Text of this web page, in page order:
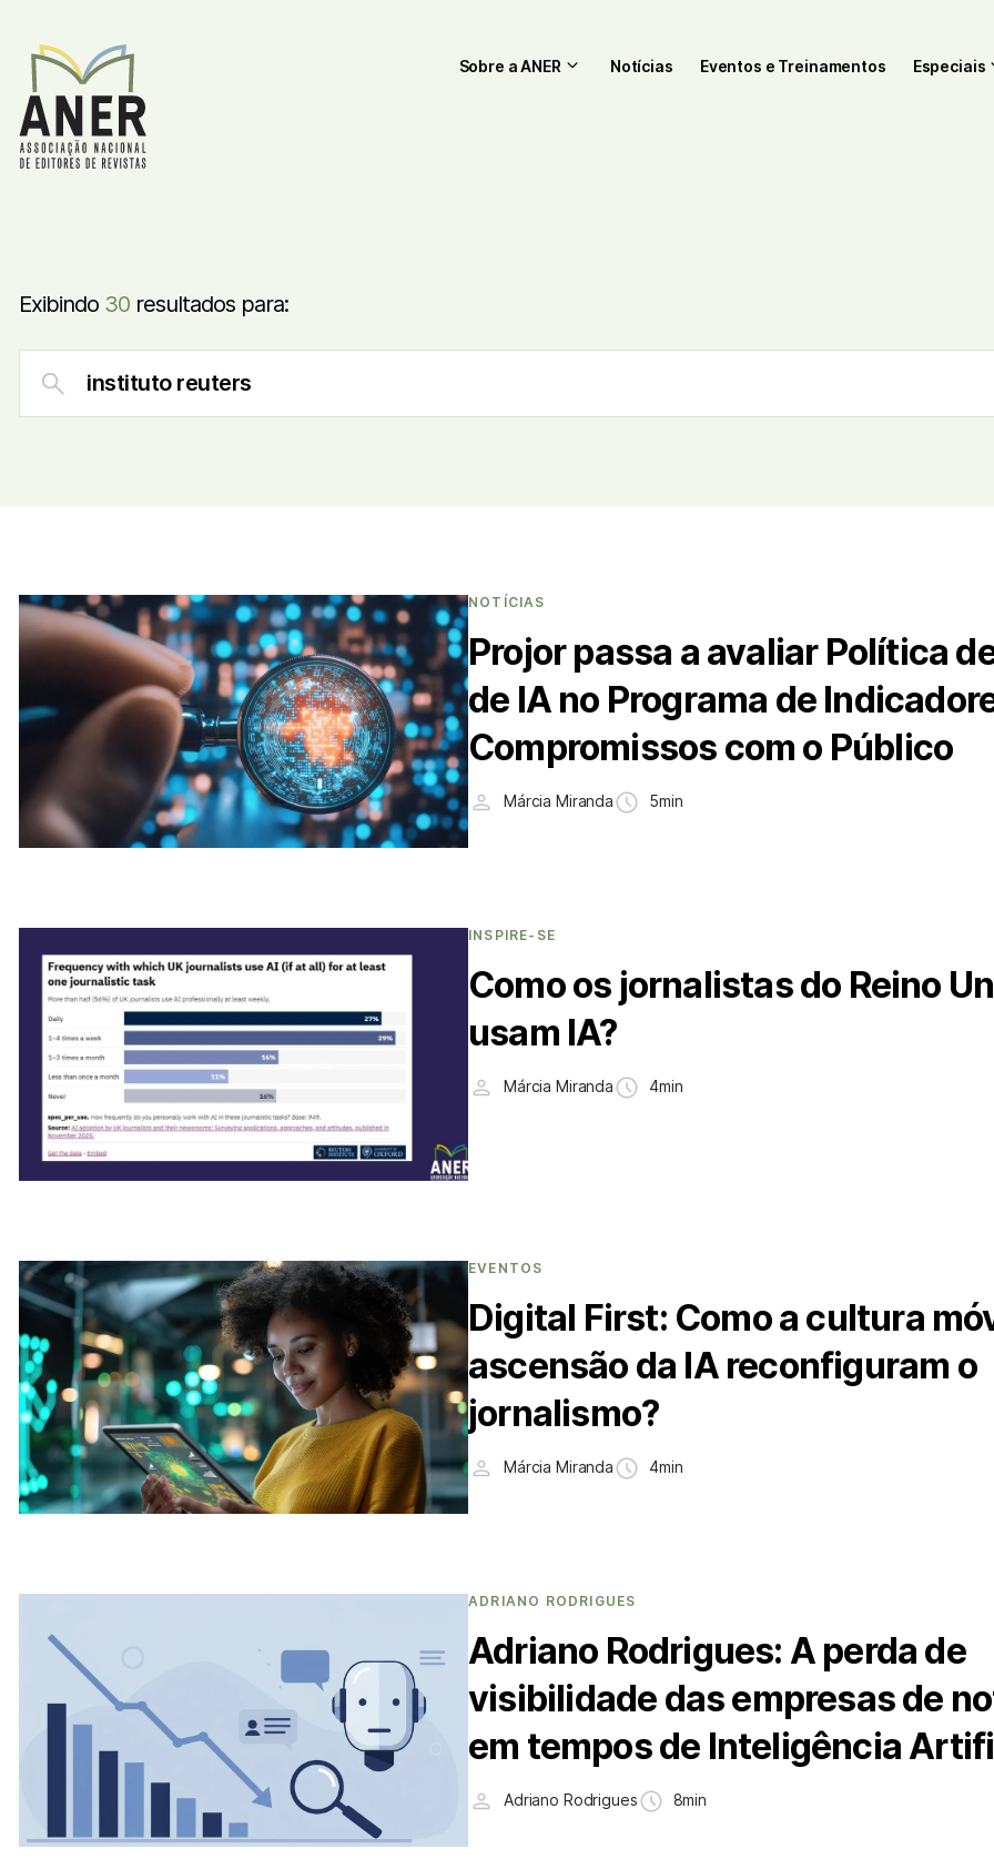
Sobre a ANER Notícias Eventos e Treinamentos Especiais
Exibindo 30 resultados para:
NOTÍCIAS
Projor passa a avaliar Política
de IA no Programa de
Compromissos com o Público
Márcia Miranda 5min
INSPIRE-SE
Como os jornalistas do Reino
usam IA?
Márcia Miranda 4min
EVENTOS
Digital First: Como a cultura
ascensão da IA reconfiguram o
jornalismo?
Márcia Miranda 4min
ADRIANO RODRIGUES
Adriano Rodrigues: A perda de
visibilidade das empresas de
em tempos de Inteligência
Adriano Rodrigues 8min